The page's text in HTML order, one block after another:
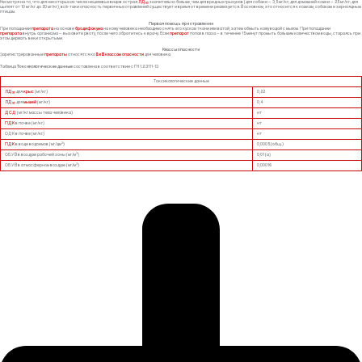
Несмотря на то, что для некоторых из числа нецелевых видов остраяЛД 50 значительно больше, чем для вредных грызунов (для собаки – 3,5 мг/кг; для домашней кошки – 25 мг/кг; для
цыплят от 10 мг/кг до 20 мг/кг), всё-таки опасность первичных отравлений существует и время от времени реализуется. В основном, это относится к кошкам, собакам и зерноядным
птицам.
Первая помощь при отравлении
При попаданиипрепаратана основебродифакумана кожу человека необходимо снять его куском ткани или ватой, затем обмыть кожу водой с мылом. При попадании
препаратавнутрь организма – вызовите рвоту, после чего обратитесь к врачу. Еслипрепаратпопал в глаза – в течение 15 минут промыть большим количеством воды, стараясь при
этом держать веки открытыми.
Классы опасности
Зарегистрированныепрепаратыотносятся коII и III классам опасностидля человека.
ТаблицаТоксикологические данныесоставлена в соответствии с ГН 1.2.3111-13
Токсикологические данные
ЛД50 длякрыс(мг/кг)
0,22
ЛД50 длямышей(мг/кг)
0,4
ДСД (мг/кг массы тела человека)
нт
ПДКв почве (мг/кг)
нт
ОДК в почве (мг/кг)
нт
ПДКв воде водоемов (мг/дм3)
0,0005 (общ.)
ОБУВ в воздухе рабочей зоны (мг/м3)
0,01 (а)
ОБУВ в атмосферном воздухе (мг/м3) 0,00016